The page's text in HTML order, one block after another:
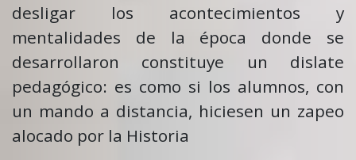
desligar los acontecimientos y
mentalidades de la época donde se
desarrollaron constituye un dislate
pedagógico: es como si los alumnos, con
un mando a distancia, hiciesen un zapeo
alocado por la Historia